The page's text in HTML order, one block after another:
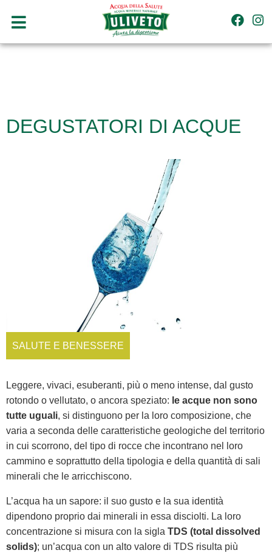
DEGUSTATORI DI ACQUE
SALUTE E BENESSERE
Leggere, vivaci, esuberanti, più o meno intense, dal gusto
rotondo o vellutato, o ancora speziato: le acque non sono
tutte uguali, si distinguono per la loro composizione, che
varia a seconda delle caratteristiche geologiche del territorio
in cui scorrono, del tipo di rocce che incontrano nel loro
cammino e soprattutto della tipologia e della quantità di sali
minerali che le arricchiscono.
L’acqua ha un sapore: il suo gusto e la sua identità
dipendono proprio dai minerali in essa disciolti. La loro
concentrazione si misura con la sigla TDS (total dissolved
solids); un’acqua con un alto valore di TDS risulta più